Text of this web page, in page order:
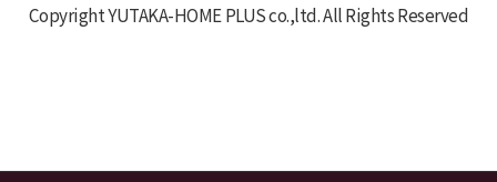
Copyright YUTAKA-HOME PLUS co.,ltd. All Rights Reserved